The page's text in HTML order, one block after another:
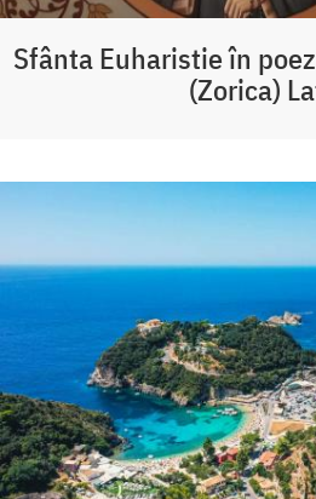
Sfânta Euharistie în
(Zorica)